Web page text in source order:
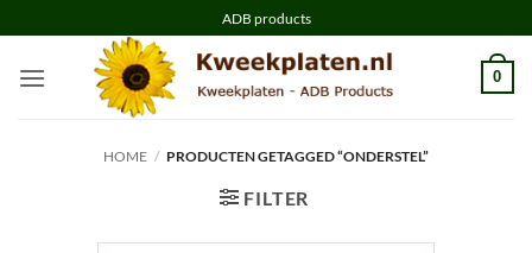
naar
inhoud
ADB products
0
HOME / PRODUCTEN GETAGGED “ONDERSTEL”
FILTER